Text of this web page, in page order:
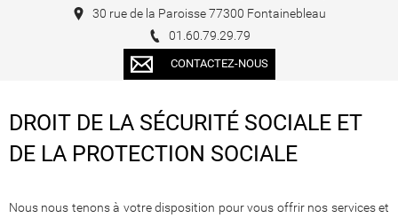
30 rue de la Paroisse 77300 Fontainebleau
01.60.79.29.79
CONTACTEZ-NOUS
DROIT DE LA SÉCURITÉ SOCIALE ET
DE LA PROTECTION SOCIALE
Nous nous tenons à votre disposition pour vous offrir nos services et